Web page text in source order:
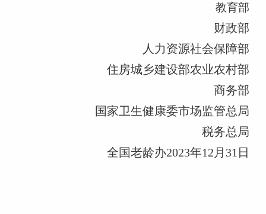
教育部
财政部
人力资源社会保障部
住房城乡建设部农业农村部
商务部
国家卫生健康委市场监管总局
税务总局
全国老龄办2023年12月31日